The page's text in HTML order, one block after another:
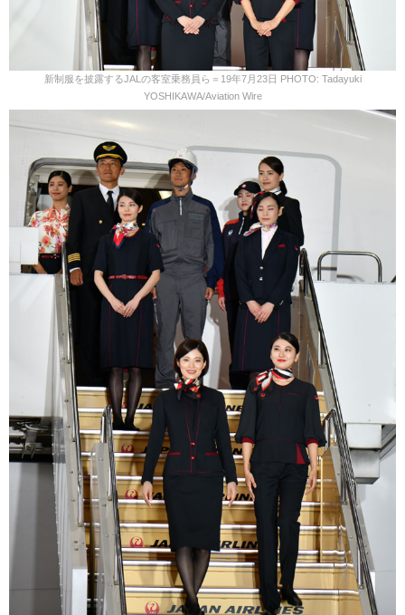
新制服を披露するJALの客室乗務員ら＝19年7月23日 PHOTO: Tadayuki
YOSHIKAWA/Aviation Wire